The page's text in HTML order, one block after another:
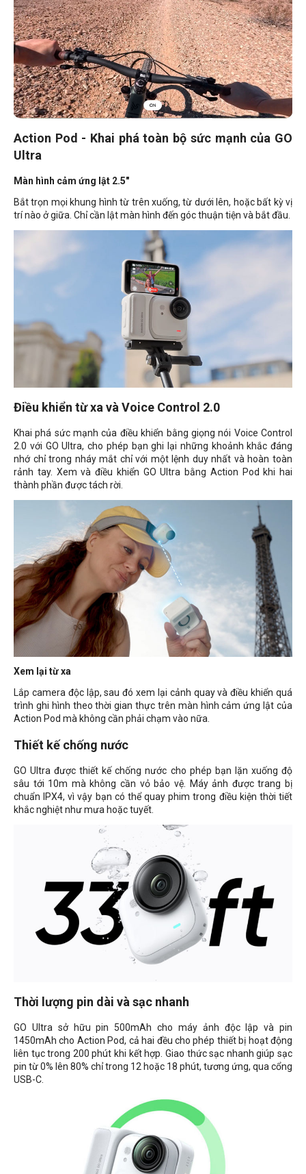
Action Pod - Khai phá toàn bộ sức mạnh của GO
Ultra
Màn hình cảm ứng lật 2.5"
Bắt trọn mọi khung hình từ trên xuống, từ dưới lên, hoặc bất kỳ vị
trí nào ở giữa. Chỉ cần lật màn hình đến góc thuận tiện và bắt đầu.
Điều khiển từ xa và Voice Control 2.0
Khai phá sức mạnh của điều khiển bằng giọng nói Voice Control
2.0 với GO Ultra, cho phép bạn ghi lại những khoảnh khắc đáng
nhớ chỉ trong nháy mắt chỉ với một lệnh duy nhất và hoàn toàn
rảnh tay. Xem và điều khiển GO Ultra bằng Action Pod khi hai
thành phần được tách rời.
Xem lại từ xa
Lắp camera độc lập, sau đó xem lại cảnh quay và điều khiển quá
trình ghi hình theo thời gian thực trên màn hình cảm ứng lật của
Action Pod mà không cần phải chạm vào nữa.
Thiết kế chống nước
GO Ultra được thiết kế chống nước cho phép bạn lặn xuống độ
sâu tới 10m mà không cần vỏ bảo vệ. Máy ảnh được trang bị
chuẩn IPX4, vì vậy bạn có thể quay phim trong điều kiện thời tiết
khắc nghiệt như mưa hoặc tuyết.
Thời lượng pin dài và sạc nhanh
GO Ultra sở hữu pin 500mAh cho máy ảnh độc lập và pin
1450mAh cho Action Pod, cả hai đều cho phép thiết bị hoạt động
liên tục trong 200 phút khi kết hợp. Giao thức sạc nhanh giúp sạc
pin từ 0% lên 80% chỉ trong 12 hoặc 18 phút, tương ứng, qua cổng
USB-C.